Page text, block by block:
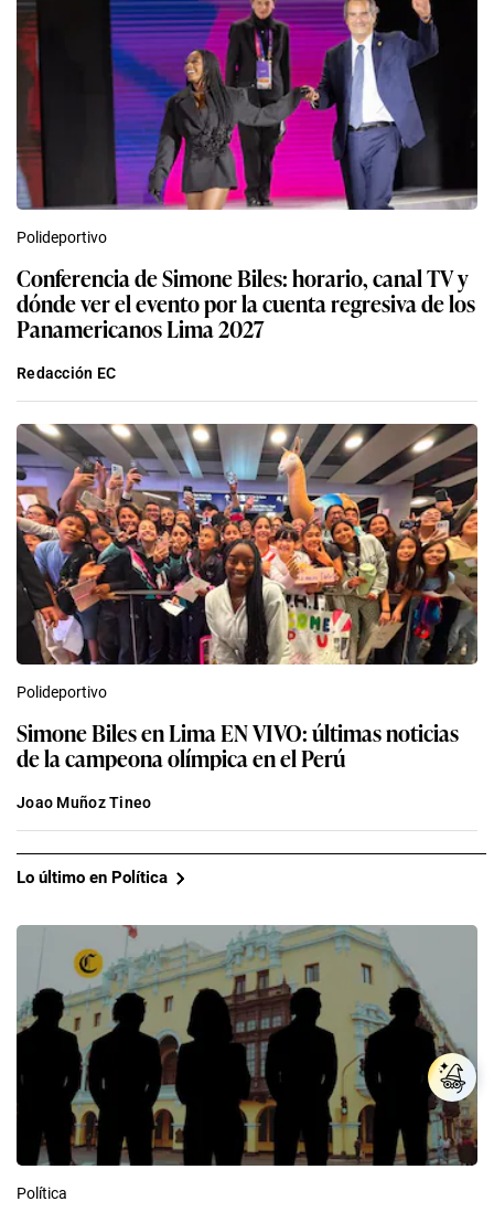
Polideportivo
Conferencia de Simone Biles: horario, canal TV y
dónde ver el evento por la cuenta regresiva de los
Panamericanos Lima 2027
Redacción EC
Polideportivo
Simone Biles en Lima EN VIVO: últimas noticias
de la campeona olímpica en el Perú
Joao Muñoz Tineo
Lo último en Política
Política